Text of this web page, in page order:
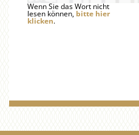
Wenn Sie das Wort nicht
lesen können, bitte hier
klicken.